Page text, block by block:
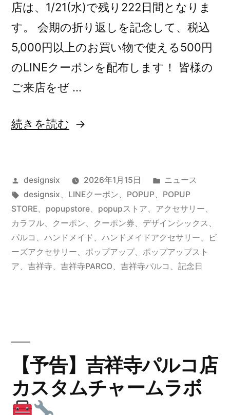
店は、1/21(水)で残り222日間となりま
す。 会期の折り返しを記念して、税込
5,000円以上のお買い物で使える500円
のLINEクーポンを配布します！ 皆様の
ご来店をぜ …
“【告
祥
寺
パ
ル
コ
し
ャ
ン
続きを読む
投
稿
者:
designsix 2026年1月15日
カ
テ
ゴ
リ
ー:
ニュース
タ
グ:
designsix、 LINEクーポン、 POPUP、 POPUP
STORE、 popupstore、 popupストア、 アクセサリー、
カラフル、 クーポン、 クーポン券、 デザインシックス 、
パルコ 、 ハンドメイド 、 ハンドメイドアクセサリー、
ビ
ーズアクセサリー、 ポップアップ、 ポップアップスト
ア、 吉祥寺、 吉祥寺PARCO、 吉祥寺パルコ 、 記念日
【予告】吉祥寺パルコ店
カスタムチャームラボ